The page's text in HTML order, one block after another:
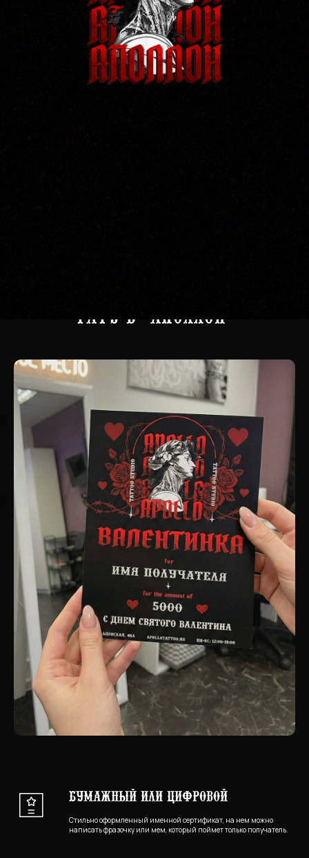
тату в "АПОЛЛОн"
Бумажный или цифровой
Стильно оформленный именной сертификат, на нем можно
написать фразочку или мем, который поймет только получатель.